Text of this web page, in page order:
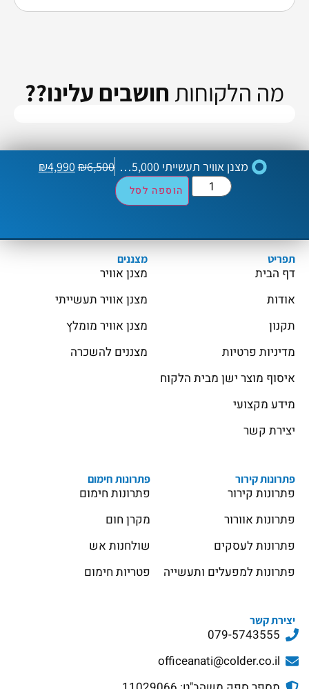
מה הלקוחות חושבים עלינו??
מצנן אוויר תעשייתי 35,000 COLDER DURO ₪6,500
₪4,990
הוספה לסל
תפריט
דף הבית
אודות
תקנון
מדיניות פרטיות
איסוף מוצר ישן מבית הלקוח
מידע מקצועי
יצירת קשר
מצננים
מצנן אוויר
מצנן אוויר תעשייתי
מצנן אוויר מומלץ
מצננים להשכרה
פתרונות קירור
פתרונות קירור
פתרונות אוורור
פתרונות לעסקים
פתרונות למפעלים ותעשייה
פתרונות חימום
פתרונות חימום
מקרן חום
שולחנות אש
פטריות חימום
יצירת קשר
079-5743555
officeanati@colder.co.il